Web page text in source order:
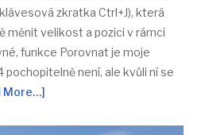
zkratka Ctrl+J), která
měnit velikost a pozici v rámci
funkce Porovnat je moje
pochopitelně není, ale kvůli ní se
More…]